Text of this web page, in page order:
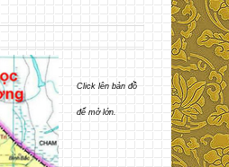
Click lên bản đồ
để mở lớn.